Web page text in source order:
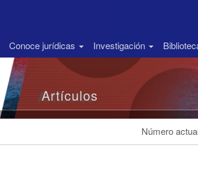
Conoce jurídicas Investigación
Artículos
Número